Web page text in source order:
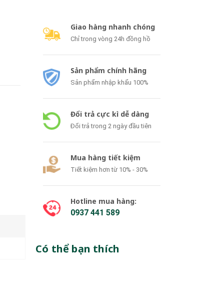
Giao hàng nhanh chóng
Chỉ trong vòng 24h đồng hồ
Sản phẩm chính hãng
Sản phẩm nhập khẩu 100%
Đổi trả cực kì dễ dàng
Đổi trả trong 2 ngày đầu tiên
Mua hàng tiết kiệm
Tiết kiệm hơn từ 10% - 30%
Hotline mua hàng:
0937 441 589
Có thể bạn thích